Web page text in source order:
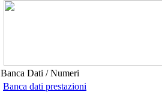
Banca Dati / Numeri
Banca dati prestazioni